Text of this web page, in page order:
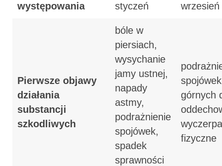
występowania
styczeń
wrzesień
Pierwsze objawy
działania
substancji
szkodliwych
bóle w
piersiach,
wysychanie
jamy ustnej,
napady
astmy,
podrażnienie
spojówek,
spadek
sprawności
górnych
fizyczne